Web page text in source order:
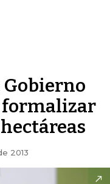
formalizar
2013